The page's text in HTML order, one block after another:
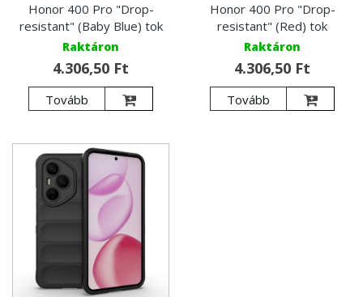
Honor 400 Pro "Drop-
resistant" (Baby Blue) tok
Raktáron
4.306,50 Ft
Tovább
Honor 400 Pro "Drop-
resistant" (Red) tok
Raktáron
4.306,50 Ft
Tovább